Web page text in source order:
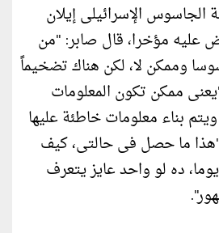
الإسرائيلى إيلان
عليه مؤخرا، قال صابر: "من
وممكن لا، لكن هناك تضخيماً
"يعنى ممكن تكون المعلومات
بنسبة 20% ويتم بناء معلومات خاطئة عليها
"هذا ما حصل فى حالتى، كيف
يتم تجنيدى فى 12 يوما، ده لو واحد عايز يتعرف